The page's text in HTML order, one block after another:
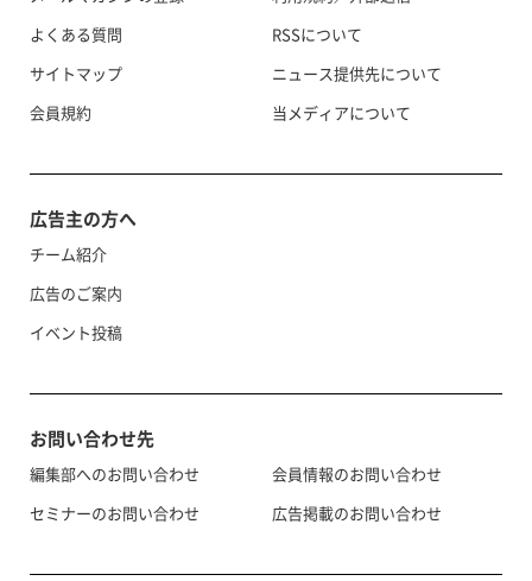
よくある質問
サイトマップ
会員規約
RSSについて
ニュース提供先について
当メディアについて
広告主の方へ
チーム紹介
広告のご案内
イベント投稿
お問い合わせ先
編集部へのお問い合わせ
セミナーのお問い合わせ
会員情報のお問い合わせ
広告掲載のお問い合わせ